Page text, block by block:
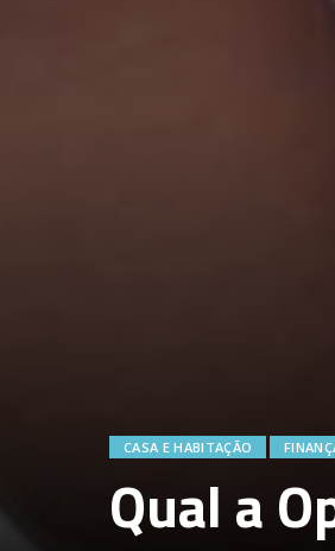
CASA E HABITAÇÃO
Qual a